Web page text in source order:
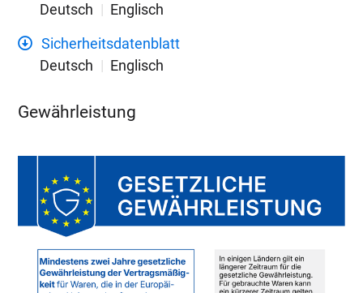
Deutsch
Englisch
Sicherheitsdatenblatt
Deutsch
Englisch
Gewährleistung